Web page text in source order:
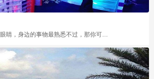
人人都有一双发现美的眼睛，身边的事物最熟悉不过，那你可曾发现了被人遗漏的美？